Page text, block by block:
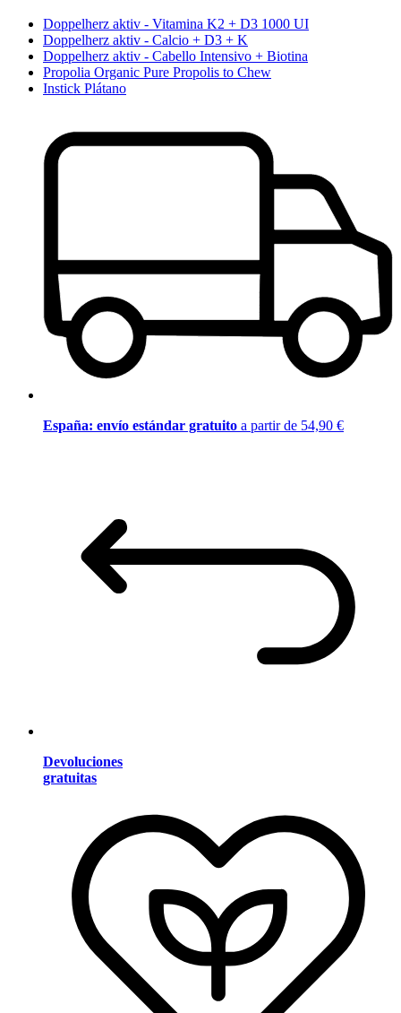
Doppelherz aktiv - Vitamina K2 + D3 1000 UI
Doppelherz aktiv - Calcio + D3 + K
Doppelherz aktiv - Cabello Intensivo + Biotina
Propolia Organic Pure Propolis to Chew
Instick Plátano
España: envío estándar gratuito a partir de 54,90 €
Devoluciones
gratuitas